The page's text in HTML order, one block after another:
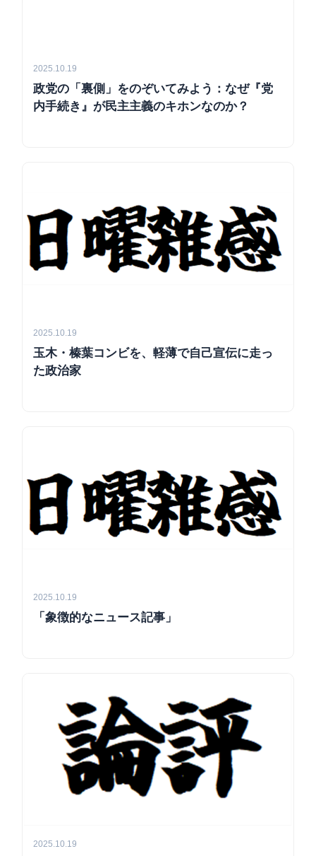
2025.10.19
政党の「裏側」をのぞいてみよう：なぜ『党
内手続き』が民主主義のキホンなのか？
2025.10.19
玉木・榛葉コンビを、軽薄で自己宣伝に走っ
た政治家
2025.10.19
「象徴的なニュース記事」
2025.10.19